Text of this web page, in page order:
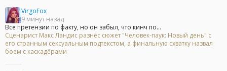
VirgoFox
9 минут назад
Все претензии по факту, но он забыл, что кинч по...
Сценарист Макс Ландис разнёс сюжет "Человек-паук: Новый день" с
его странным сексуальным подтекстом, а финальную схватку назвал
боем с каскадёрами